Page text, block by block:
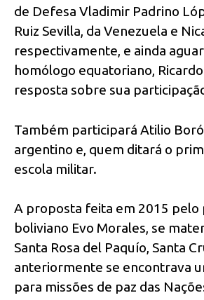
de Defesa Vladimir Padrino
Ruiz Sevilla, da Venezuela e
respectivamente, e ainda
homólogo equatoriano,
resposta sobre sua
Também participará Atilio
argentino e, quem ditará o
escola militar.
A proposta feita em 2015 pelo
boliviano Evo Morales, se
Santa Rosa del Paquío, Santa
anteriormente se encontrava
para missões de paz das